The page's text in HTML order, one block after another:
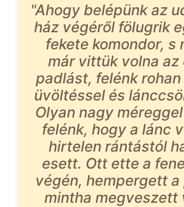
"Ahogy belépünk az
ház végéről fölugrik
fekete komondor, s
már vittük volna az
padlást, felénk
üvöltéssel és
Olyan nagy
felénk, hogy a lánc
hirtelen rántástól
esett. Ott ette a
végén, hempergett a
mintha megveszett